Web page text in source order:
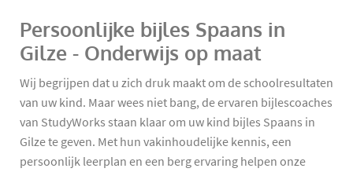
Persoonlijke bijles Spaans in
Gilze - Onderwijs op maat
Wij begrijpen dat u zich druk maakt om de schoolresultaten
van uw kind. Maar wees niet bang, de ervaren bijlescoaches
van StudyWorks staan klaar om uw kind bijles Spaans in
Gilze te geven. Met hun vakinhoudelijke kennis, een
persoonlijk leerplan en een berg ervaring helpen onze